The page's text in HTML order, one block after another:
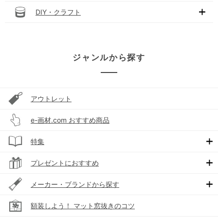
DIY・クラフト
ジャンルから探す
アウトレット
e-画材.com おすすめ商品
特集
プレゼントにおすすめ
メーカー・ブランドから探す
額装しよう！ マット窓抜きのコツ